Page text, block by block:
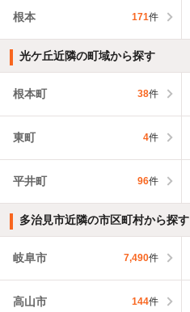
根本 171件
光ケ丘近隣の町域から探す
根本町 38件
東町 4件
平井町 96件
多治見市近隣の市区町村から探す
岐阜市 7,490件
高山市 144件